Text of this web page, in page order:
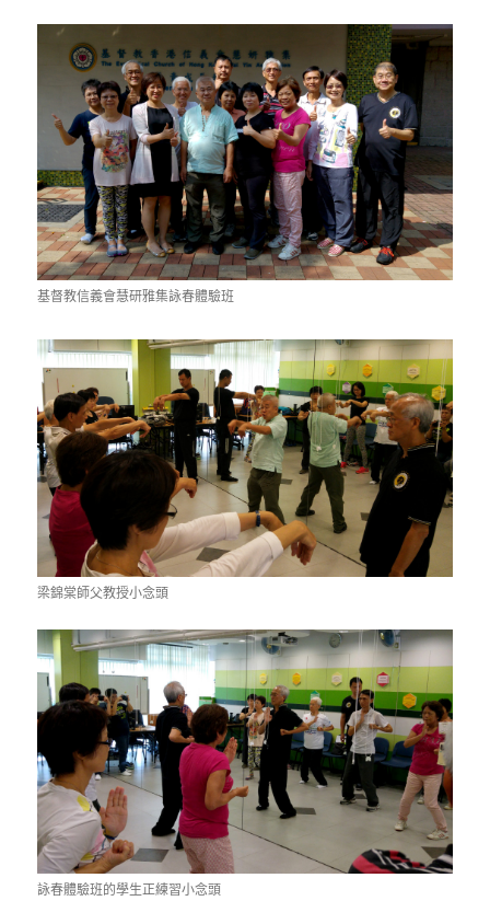
基督教信義會慧研雅集詠春體驗班
梁錦棠師父教授小念頭
詠春體驗班的學生正練習小念頭